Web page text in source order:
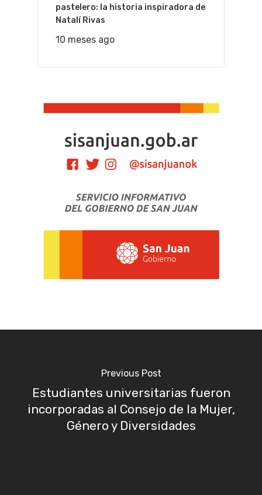
pastelero: la historia inspiradora de
Natalí Rivas
10 meses ago
Previous Post
Estudiantes universitarias fueron
incorporadas al Consejo de la Mujer,
Género y Diversidades